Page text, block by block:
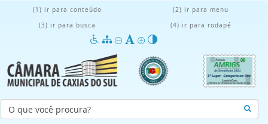
(1) ir para conteúdo
(2) ir para menu
(3) ir para busca
(4) ir para rodapé